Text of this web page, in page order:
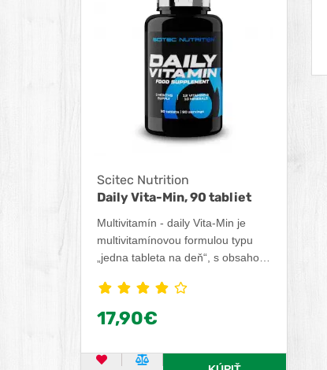
Scitec Nutrition
Daily Vita-Min, 90 tabliet
Multivitamín - daily Vita-Min je
multivitamínovou formulou typu
„jedna tableta na deň“, s obsahom
17,90€